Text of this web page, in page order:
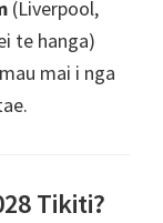
(Liverpool,
te hanga)
mai i nga
Tikiti?